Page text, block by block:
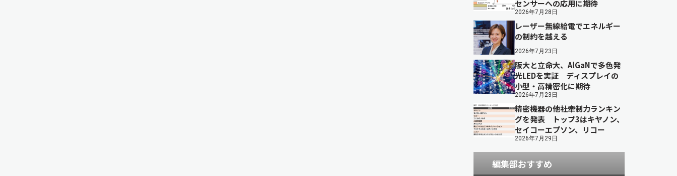
センサーへの応用に期待
2026年7月28日
レーザー無線給電でエネルギー
の制約を越える
2026年7月23日
阪大と立命大、AlGaNで多色発
光LEDを実証 ディスプレイの
小型・高精密化に期待
2026年7月23日
精密機器の他社牽制力ランキン
グを発表 トップ3はキヤノン、
セイコーエプソン、リコー
2026年7月29日
編集部おすすめ